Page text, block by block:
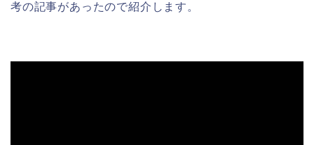
考の記事があったので紹介します。